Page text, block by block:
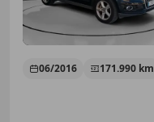
06/2016 171.990 km